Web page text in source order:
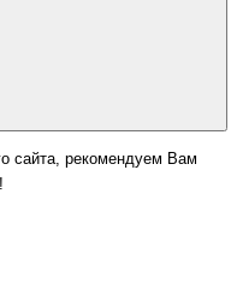
сайта, рекомендуем Вам